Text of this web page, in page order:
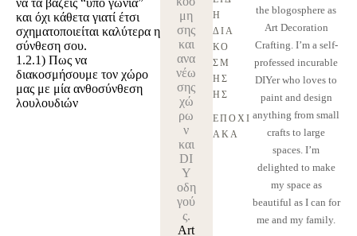
να τα βάζεις “υπό γωνία”
και όχι κάθετα γιατί έτσι
σχηματοποιείται καλύτερα η
σύνθεση σου.
1.2.1) Πως να
διακοσμήσουμε τον χώρο
μας με μία ανθοσύνθεση
λουλουδιών
μη
σης
και
ανα
νέω
σης
χώ
ρω
ν
και
DI
Y
οδη
γού
ς.
Art
Η
ΔΙΑ
ΚΌ
ΣΜ
ΗΣ
ΗΣ
ΕΠΟΧΙ
ΑΚΆ
the blogosphere as
Art Decoration
Crafting. I’m a self-
professed incurable
DIYer who loves to
paint and design
anything from small
crafts to large
spaces. I’m
delighted to make
my space as
beautiful as I can for
me and my family.